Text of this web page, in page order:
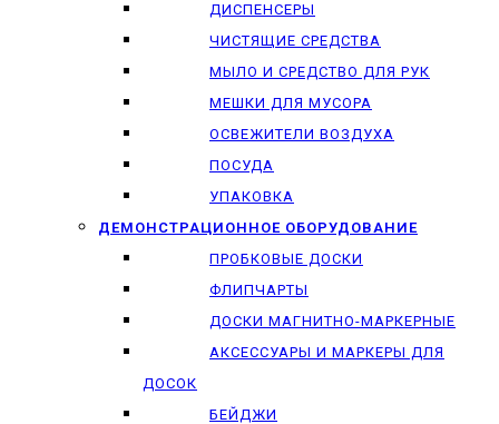
ДИСПЕНСЕРЫ
ЧИСТЯЩИЕ СРЕДСТВА
МЫЛО И СРЕДСТВО ДЛЯ РУК
МЕШКИ ДЛЯ МУСОРА
ОСВЕЖИТЕЛИ ВОЗДУХА
ПОСУДА
УПАКОВКА
ДЕМОНСТРАЦИОННОЕ ОБОРУДОВАНИЕ
ПРОБКОВЫЕ ДОСКИ
ФЛИПЧАРТЫ
ДОСКИ МАГНИТНО-МАРКЕРНЫЕ
АКСЕССУАРЫ И МАРКЕРЫ ДЛЯ
ДОСОК
БЕЙДЖИ